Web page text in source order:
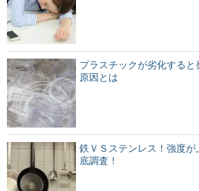
プラスチックが劣化する
原因とは
鉄ＶＳステンレス！強度
底調査！